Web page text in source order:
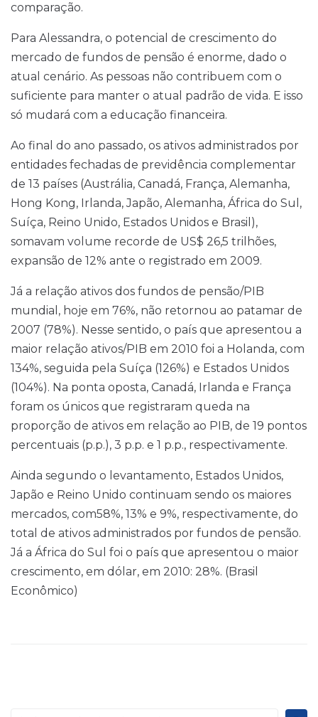
comparação.
Para Alessandra, o potencial de crescimento do
mercado de fundos de pensão é enorme, dado o
atual cenário. As pessoas não contribuem com o
suficiente para manter o atual padrão de vida. E isso
só mudará com a educação financeira.
Ao final do ano passado, os ativos administrados por
entidades fechadas de previdência complementar
de 13 países (Austrália, Canadá, França, Alemanha,
Hong Kong, Irlanda, Japão, Alemanha, África do Sul,
Suíça, Reino Unido, Estados Unidos e Brasil),
somavam volume recorde de US$ 26,5 trilhões,
expansão de 12% ante o registrado em 2009.
Já a relação ativos dos fundos de pensão/PIB
mundial, hoje em 76%, não retornou ao patamar de
2007 (78%). Nesse sentido, o país que apresentou a
maior relação ativos/PIB em 2010 foi a Holanda, com
134%, seguida pela Suíça (126%) e Estados Unidos
(104%). Na ponta oposta, Canadá, Irlanda e França
foram os únicos que registraram queda na
proporção de ativos em relação ao PIB, de 19 pontos
percentuais (p.p.), 3 p.p. e 1 p.p., respectivamente.
Ainda segundo o levantamento, Estados Unidos,
Japão e Reino Unido continuam sendo os maiores
mercados, com58%, 13% e 9%, respectivamente, do
total de ativos administrados por fundos de pensão.
Já a África do Sul foi o país que apresentou o maior
crescimento, em dólar, em 2010: 28%. (Brasil
Econômico)